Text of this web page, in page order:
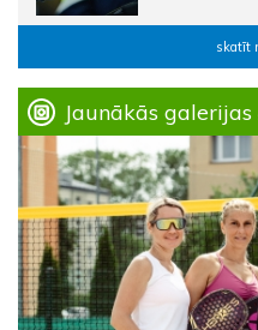
skatīt
Jaunākās galerijas